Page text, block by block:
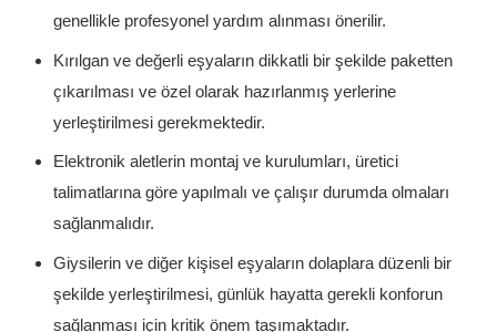
genellikle profesyonel yardım alınması önerilir.
Kırılgan ve değerli eşyaların dikkatli bir şekilde paketten
çıkarılması ve özel olarak hazırlanmış yerlerine
yerleştirilmesi gerekmektedir.
Elektronik aletlerin montaj ve kurulumları, üretici
talimatlarına göre yapılmalı ve çalışır durumda olmaları
sağlanmalıdır.
Giysilerin ve diğer kişisel eşyaların dolaplara düzenli bir
şekilde yerleştirilmesi, günlük hayatta gerekli konforun
sağlanması için kritik önem taşımaktadır.